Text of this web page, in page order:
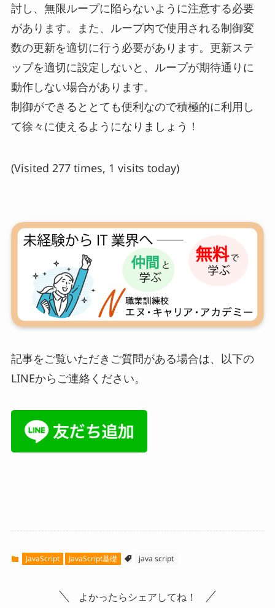
討し、無限ループに陥らないように注意する必要
があります。また、ループ内で使用される制御変
数の更新を適切に行う必要があります。更新ステ
ップを適切に設定しないと、ループが期待通りに
動作しない場合があります。
制御ができるととても便利なので積極的に利用し
て徐々に使えるようになりましょう！
(Visited 277 times, 1 visits today)
記事をご覧いただきご質問がある場合は、以下の
LINEからご連絡ください。
JavaScript JavaScript基礎 java script
よかったらシェアしてね！